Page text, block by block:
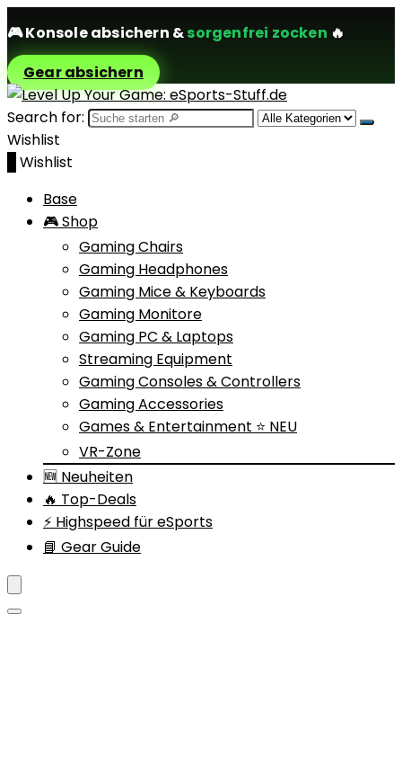
🎮Konsole absichern &sorgenfrei zocken 🔥
Gear absichern
Search for:
Wishlist
Wishlist
Base
🎮 Shop
Gaming Chairs
Gaming Headphones
Gaming Mice & Keyboards
Gaming Monitore
Gaming PC & Laptops
Streaming Equipment
Gaming Consoles & Controllers
Gaming Accessories
Games & Entertainment ⭐ NEU
VR-Zone
🆕 Neuheiten
🔥 Top-Deals
⚡ Highspeed für eSports
📘 Gear Guide